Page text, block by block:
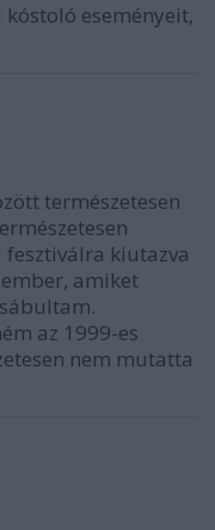
eseményeit,
természetesen
fesztiválra kiutazva
amiket
az 1999-es
nem mutatta